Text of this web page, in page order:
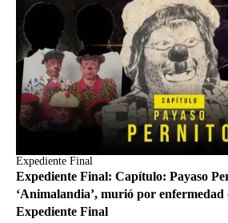
Expediente Final
Expediente Final: Capítulo: Payaso
‘Animalandia’, murió por enfermedad
Expediente Final